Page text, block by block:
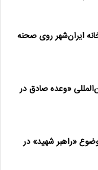
ایران‌شهر روی صحنه
«وعده صادق در
با موضوع «راهبر شهید» در